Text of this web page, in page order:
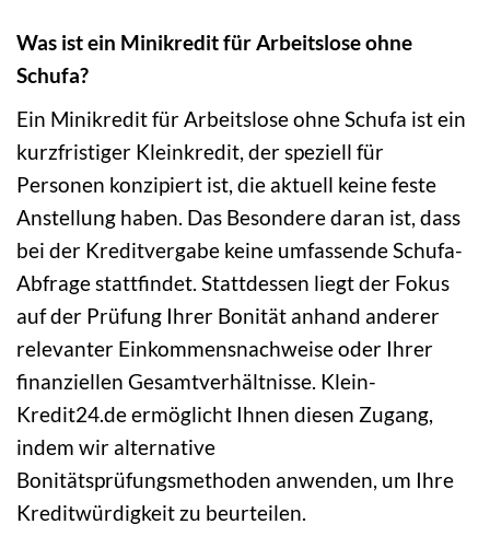
Was ist ein Minikredit für Arbeitslose ohne
Schufa?
Ein Minikredit für Arbeitslose ohne Schufa ist ein
kurzfristiger Kleinkredit, der speziell für
Personen konzipiert ist, die aktuell keine feste
Anstellung haben. Das Besondere daran ist, dass
bei der Kreditvergabe keine umfassende Schufa-
Abfrage stattfindet. Stattdessen liegt der Fokus
auf der Prüfung Ihrer Bonität anhand anderer
relevanter Einkommensnachweise oder Ihrer
finanziellen Gesamtverhältnisse. Klein-
Kredit24.de ermöglicht Ihnen diesen Zugang,
indem wir alternative
Bonitätsprüfungsmethoden anwenden, um Ihre
Kreditwürdigkeit zu beurteilen.